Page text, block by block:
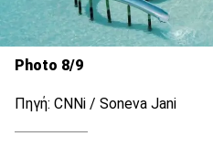
Photo 8/9
Πηγή: CNNi / Soneva Jani